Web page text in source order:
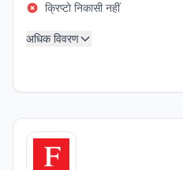
क्रिप्टो निकासी नहीं
अधिक विवरण